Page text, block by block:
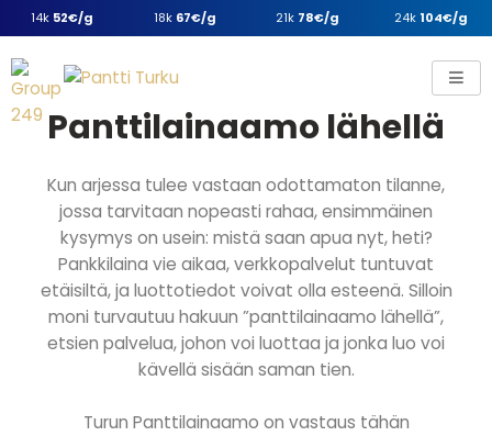
14k 52€/g 18k 67€/g 21k 78€/g 24k 104€/g
Panttilainaamo lähellä
Kun arjessa tulee vastaan odottamaton tilanne,
jossa tarvitaan nopeasti rahaa, ensimmäinen
kysymys on usein: mistä saan apua nyt, heti?
Pankkilaina vie aikaa, verkkopalvelut tuntuvat
etäisiltä, ja luottotiedot voivat olla esteenä. Silloin
moni turvautuu hakuun ”panttilainaamo lähellä”,
etsien palvelua, johon voi luottaa ja jonka luo voi
kävellä sisään saman tien.
Turun Panttilainaamo on vastaus tähän